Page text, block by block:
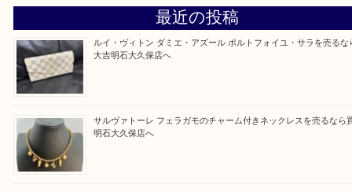
整理したいけど値段つくものがわからない…
そんなときはお気軽に上記フォームより出張買取を
さい。
買取大吉明石大久保店に来てよかったと思っていた
う一点一点、丁寧に査定させていただきます！